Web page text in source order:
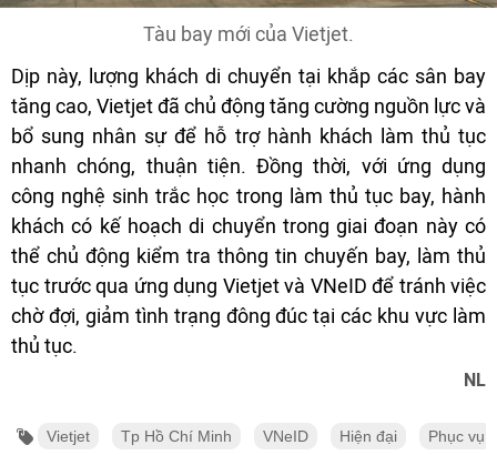
Tàu bay mới của Vietjet.
Dịp này, lượng khách di chuyển tại khắp các sân bay
tăng cao, Vietjet đã chủ động tăng cường nguồn lực và
bổ sung nhân sự để hỗ trợ hành khách làm thủ tục
nhanh chóng, thuận tiện. Đồng thời, với ứng dụng
công nghệ sinh trắc học trong làm thủ tục bay, hành
khách có kế hoạch di chuyển trong giai đoạn này có
thể chủ động kiểm tra thông tin chuyến bay, làm thủ
tục trước qua ứng dụng Vietjet và VNeID để tránh việc
chờ đợi, giảm tình trạng đông đúc tại các khu vực làm
thủ tục.
NL
Vietjet Tp Hồ Chí Minh VNeID Hiện đại Phục vụ